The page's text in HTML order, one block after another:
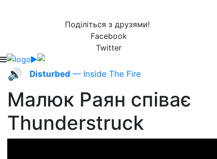
Поділіться з друзями!
Facebook
Twitter
🔊 Disturbed — Inside The Fire
Малюк Раян співає
Thunderstruck